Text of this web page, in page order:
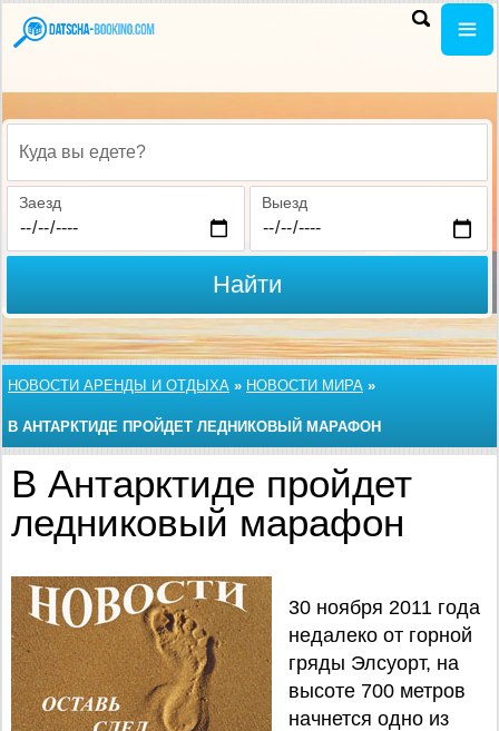
Куда вы едете?
Заезд Выезд
Найти
НОВОСТИ АРЕНДЫ И ОТДЫХА » НОВОСТИ МИРА »
В АНТАРКТИДЕ ПРОЙДЕТ ЛЕДНИКОВЫЙ МАРАФОН
В Антарктиде пройдет
ледниковый марафон
30 ноября 2011 года
недалеко от горной
гряды Элсуорт, на
высоте 700 метров
начнется одно из